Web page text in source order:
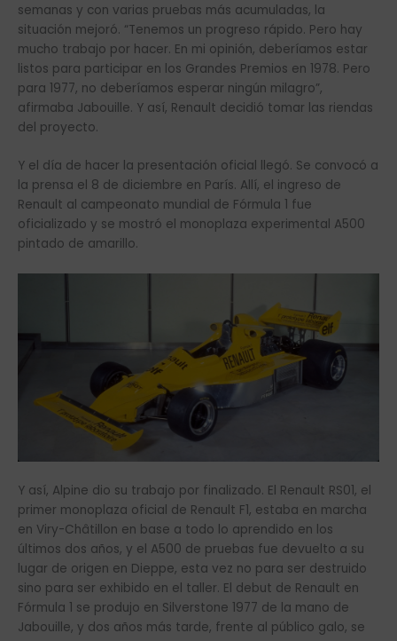
semanas y con varias pruebas más acumuladas, la
situación mejoró. “Tenemos un progreso rápido. Pero hay
mucho trabajo por hacer. En mi opinión, deberíamos estar
listos para participar en los Grandes Premios en 1978. Pero
para 1977, no deberíamos esperar ningún milagro”,
afirmaba Jabouille. Y así, Renault decidió tomar las riendas
del proyecto.
Y el día de hacer la presentación oficial llegó. Se convocó a
la prensa el 8 de diciembre en París. Allí, el ingreso de
Renault al campeonato mundial de Fórmula 1 fue
oficializado y se mostró el monoplaza experimental A500
pintado de amarillo.
Y así, Alpine dio su trabajo por finalizado. El Renault RS01, el
primer monoplaza oficial de Renault F1, estaba en marcha
en Viry-Châtillon en base a todo lo aprendido en los
últimos dos años, y el A500 de pruebas fue devuelto a su
lugar de origen en Dieppe, esta vez no para ser destruido
sino para ser exhibido en el taller. El debut de Renault en
Fórmula 1 se produjo en Silverstone 1977 de la mano de
Jabouille, y dos años más tarde, frente al público galo, se